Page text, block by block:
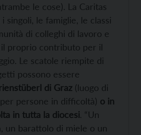
le cose). La Caritas
singoli, le famiglie, le classi
di colleghi di lavoro e
proprio contributo per il
Le scatole riempite di
possono essere
di Graz (luogo di
persone in difficoltà) o in
in tutta la diocesi. “Un
un barattolo di miele o un